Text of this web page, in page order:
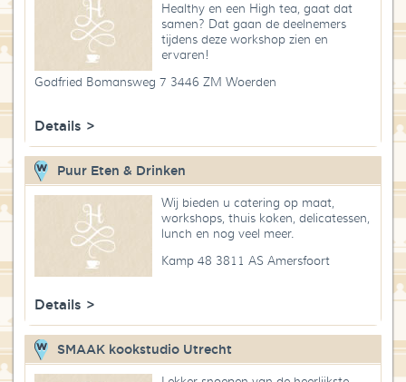
Healthy en een High tea, gaat dat
samen? Dat gaan de deelnemers
tijdens deze workshop zien en
ervaren!
Godfried Bomansweg 7 3446 ZM Woerden
Details >
Puur Eten & Drinken
Wij bieden u catering op maat,
workshops, thuis koken, delicatessen,
lunch en nog veel meer.
Kamp 48 3811 AS Amersfoort
Details >
SMAAK kookstudio Utrecht